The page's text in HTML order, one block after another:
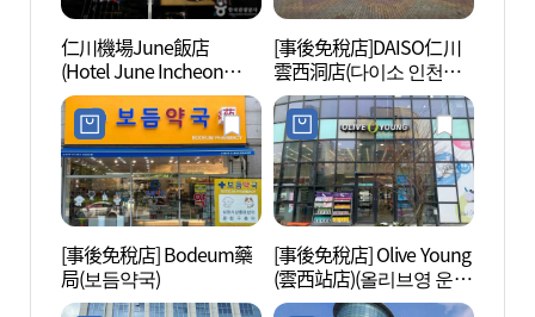
仁川機場June飯店
(Hotel June Incheon
Airport)
[事後免稅店]DAISO仁川
雲西洞店(다이소 인천운
서동점)
[事後免稅店] Bodeum藥
局(보듬약국)
[事後免稅店] Olive Young
(雲西站店)(올리브영 운서
역점)